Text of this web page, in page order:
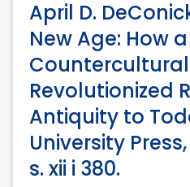
April D.
New Age: How a
Revolutionized
Antiquity to
University
s. xii i 380.